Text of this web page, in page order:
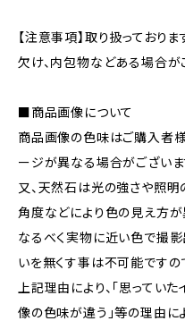
【注意事項】取り扱っており
欠け、内包物などある場合が
■商品画像について
商品画像の色味はご購入者
ージが異なる場合がございま
又、天然石は光の強さや照明
角度などにより色の見え方が
なるべく実物に近い色で撮影
いを無くす事は不可能ですの
上記理由により、｢思ってい
像の色味が違う｣等の理由に